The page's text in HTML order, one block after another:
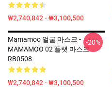
₩2,740,842 - ₩3,100,500
Mamamoo 얼굴 마스크 -
MAMAMOO 02 플랫 마스크
RB0508
₩2,740,842 - ₩3,100,500
-20%